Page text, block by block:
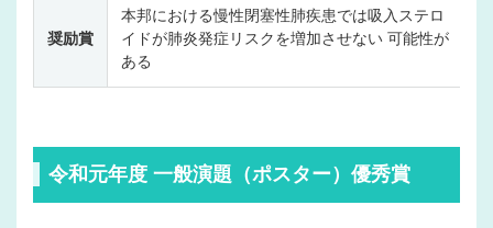
奨励賞
本邦における慢性閉塞性肺疾患では吸入ステロ
イドが肺炎発症リスクを増加させない 可能性が
ある
令和元年度 一般演題（ポスター）優秀賞